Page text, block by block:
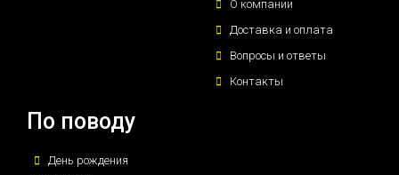
О компании
Доставка и оплата
Вопросы и ответы
Контакты
По поводу
День рождения